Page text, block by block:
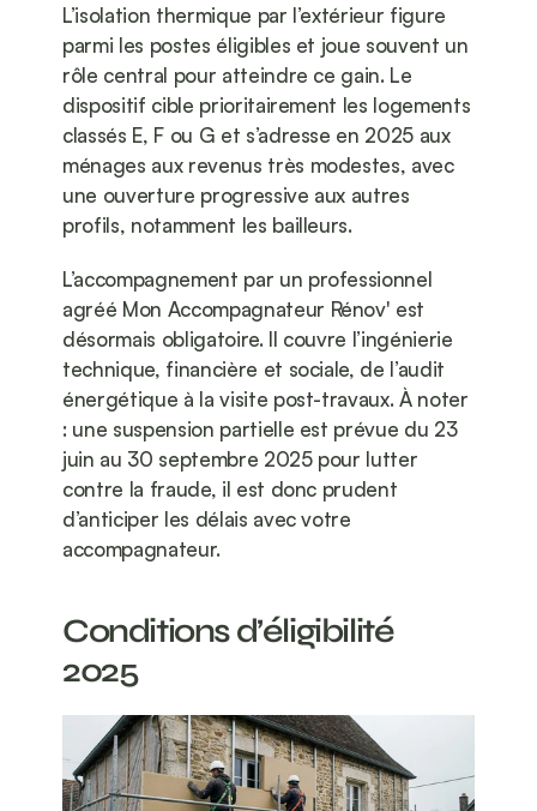
L’isolation thermique par l’extérieur figure
parmi les postes éligibles et joue souvent un
rôle central pour atteindre ce gain. Le
dispositif cible prioritairement les logements
classés E, F ou G et s’adresse en 2025 aux
ménages aux revenus très modestes, avec
une ouverture progressive aux autres
profils, notamment les bailleurs.
L’accompagnement par un professionnel
agréé Mon Accompagnateur Rénov' est
désormais obligatoire. Il couvre l’ingénierie
technique, financière et sociale, de l’audit
énergétique à la visite post-travaux. À noter
: une suspension partielle est prévue du 23
juin au 30 septembre 2025 pour lutter
contre la fraude, il est donc prudent
d’anticiper les délais avec votre
accompagnateur.
Conditions d’éligibilité
2025